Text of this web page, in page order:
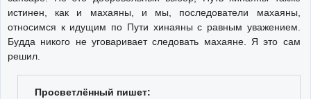
истинен, как и махаяны, и мы, последователи махаяны,
относимся к идущим по Пути хинаяны с равным уважением.
Будда никого не уговаривает следовать махаяне. Я это сам
решил.
Просветлённый пишет: